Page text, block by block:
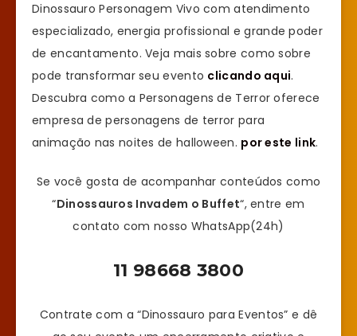
Dinossauro Personagem Vivo com atendimento
especializado, energia profissional e grande poder
de encantamento. Veja mais sobre como sobre
pode transformar seu evento clicando aqui.
Descubra como a Personagens de Terror oferece
empresa de personagens de terror para
animação nas noites de halloween. por este link.
Se você gosta de acompanhar conteúdos como
“Dinossauros Invadem o Buffet“, entre em
contato com nosso WhatsApp(24h)
11 98668 3800
Contrate com a “Dinossauro para Eventos” e dê